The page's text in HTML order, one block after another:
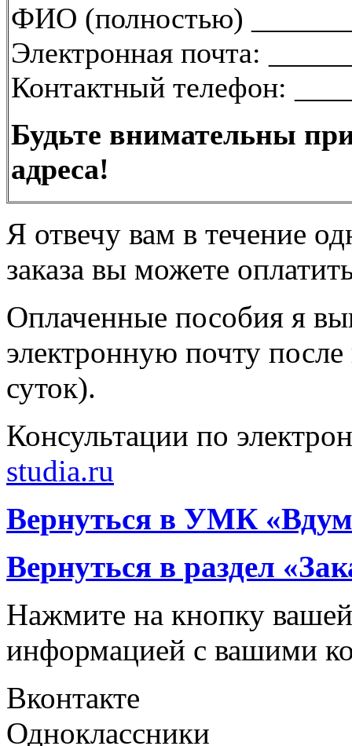
ФИО (полностью)
Электронная почта:
Контактный телефон:
Будьте внимательны
адреса!
Я отвечу вам в течение
заказа вы можете
Оплаченные пособия я
электронную почту
суток).
Консультации по
studia.ru
Вернуться в УМК
Вернуться в раздел
Нажмите на кнопку
информацией с вашими
Вконтакте
Одноклассники